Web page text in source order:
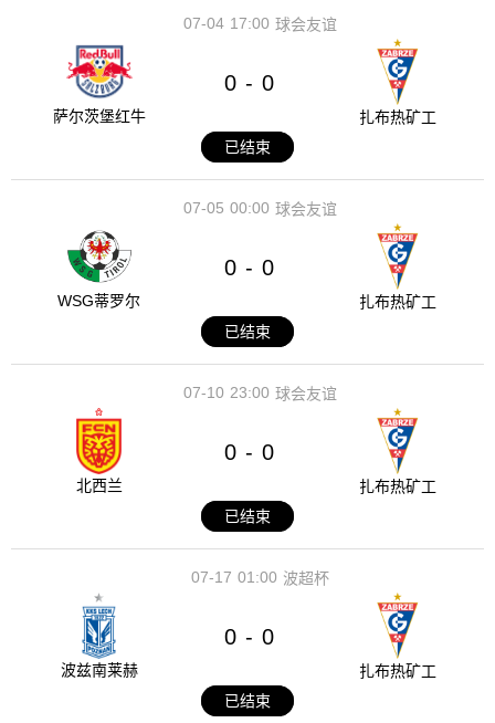
17:00
07-04 球会友谊
萨尔茨堡红牛
0 - 0
扎布热矿工
已结束
00:00
07-05 球会友谊
WSG蒂罗尔
0 - 0
扎布热矿工
已结束
23:00
07-10 球会友谊
北西兰
0 - 0
扎布热矿工
已结束
01:00
07-17 波超杯
波兹南莱赫
0 - 0
扎布热矿工
已结束